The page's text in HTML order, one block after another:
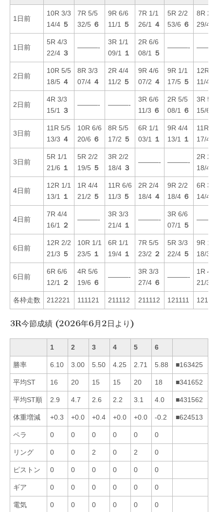
1日前
10R 3/3
14/4 ５
7R 5/5
32/5 ６
9R 6/6
11/1
５
7R 1/1
26/1
４
5R 2/2
53/6 ６
8R 2/2
29/4
1日前
5R 4/3
22/4 ３
———-
3R 1/1
09/1
１
2R 6/6
08/1
５
———-
2日前
10R 5/5
18/5 ４
8R 3/3
07/4 ４
2R 4/4
11/2 ５
9R 4/6
07/2 ４
9R 1/1
17/5 ５
12R
11/4
2日前
4R 3/3
15/1
３
———- ———-
3R 6/6
11/3 ６
2R 5/5
08/1
６
3R 5/5
15/6
3日前
11R 5/5
13/3 ４
10R 6/6
20/6 ６
8R 5/5
17/2 ５
6R 1/1
03/1
１
9R 4/4
13/1
１
11R 6/
17/4
3日前
5R 1/1
21/6 １
5R 2/2
19/5 ５
3R 2/2
18/4 ３
———- ———-
2R 2/2
18/4
4日前
12R 1/1
13/1
１
1R 4/4
21/2 ５
11R 6/6
11/3 ５
2R 2/4
18/4 ４
9R 2/2
18/4 ６
6R 3/3
14/4
4日前
7R 4/4
16/1
２
———-
3R 3/3
21/4 １
———-
3R 6/6
07/1
５
6日前
12R 2/2
21/3 ５
10R 1/1
23/5 １
6R 1/1
19/4 １
7R 5/5
23/2 ２
5R 3/3
22/4 ５
9R 1/1
18/3
6日前
6R 6/6
12/1
２
4R 5/6
19/6 ６
———-
3R 3/3
27/4 ６
———-
1R 4/4
21/3
各枠走数 212221 111121 211112 211112 121111
3R今節成績 (2026年6月2日より)
1 2 3 4 5 6
勝率 6.10 3.00 5.50 4.25 2.71 5.88 ■163425
平均ST 16 20 15 15 20 18 ■341652
平均ST順 2.9 4.7 2.6 2.2 3.1 4.0 ■431562
体重増減 +0.3 +0.0 +0.4 +0.0 +0.0 -0.2 ■624513
ペラ 0 0 0 0 0 0
リング 0 0 2 0 2 0
ピストン 0 0 0 0 0 0
ギア 0 0 0 0 0 0
電気 0 0 0 0 0 0